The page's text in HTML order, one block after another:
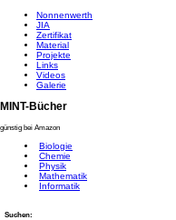
Nonnenwerth
JIA
Zertifikat
Material
Projekte
Links
Videos
Galerie
MINT-Bücher
günstig bei Amazon
Biologie
Chemie
Physik
Mathematik
Informatik
Suchen: